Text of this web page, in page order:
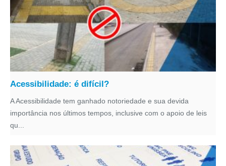
Acessibilidade: é difícil?
A Acessibilidade tem ganhado notoriedade e sua devida
importância nos últimos tempos, inclusive com o apoio de leis
qu...